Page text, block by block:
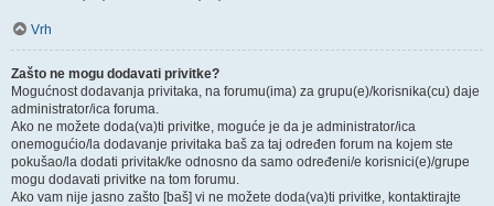
Vrh
Zašto ne mogu dodavati privitke?
Mogućnost dodavanja privitaka, na forumu(ima) za grupu(e)/korisnika(cu) daje
administrator/ica foruma.
Ako ne možete doda(va)ti privitke, moguće je da je administrator/ica
onemogućio/la dodavanje privitaka baš za taj određen forum na kojem ste
pokušao/la dodati privitak/ke odnosno da samo određeni/e korisnici(e)/grupe
mogu dodavati privitke na tom forumu.
Ako vam nije jasno zašto [baš] vi ne možete doda(va)ti privitke, kontaktirajte